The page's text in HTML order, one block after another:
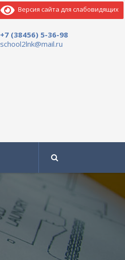
+7 (38456) 5-36-98
school2lnk@mail.ru
Версия сайта для слабовидящих